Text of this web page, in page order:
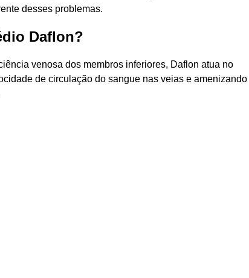
desses problemas.
Daflon?
venosa dos membros inferiores, Daflon atua no
de circulação do sangue nas veias e amenizando